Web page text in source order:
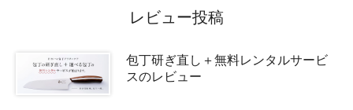
レビュー投稿
包丁研ぎ直し＋無料レンタルサービ
スのレビュー